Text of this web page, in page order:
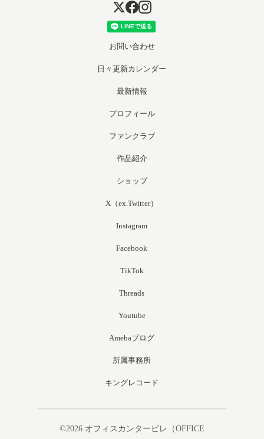
お問い合わせ
日々更新カレンダー
最新情報
プロフィール
ファンクラブ
作品紹介
ショップ
X（ex.Twitter）
Instagram
Facebook
TikTok
Threads
Youtube
Amebaブログ
所属事務所
キングレコード
©2026 オフィスカンタービレ（OFFICE